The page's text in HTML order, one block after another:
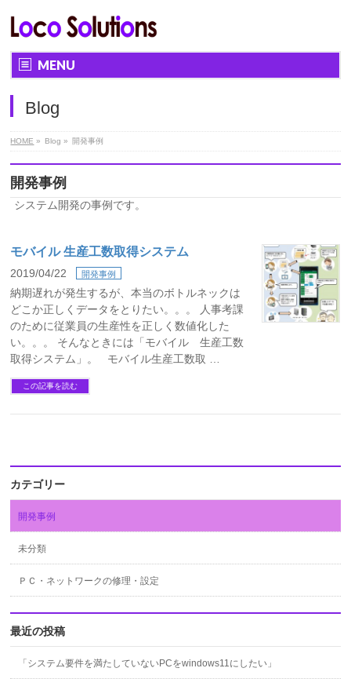
MENU
Blog
HOME » Blog » 開発事例
開発事例
システム開発の事例です。
モバイル 生産工数取得システム
2019/04/22 開発事例
納期遅れが発生するが、本当のボトルネックは
どこか正しくデータをとりたい。。。 人事考課
のために従業員の生産性を正しく数値化した
い。。。 そんなときには「モバイル 生産工数
取得システム」。 モバイル生産工数取 …
この記事を読む
カテゴリー
開発事例
未分類
ＰＣ・ネットワークの修理・設定
最近の投稿
「システム要件を満たしていないPCをwindows11にしたい」